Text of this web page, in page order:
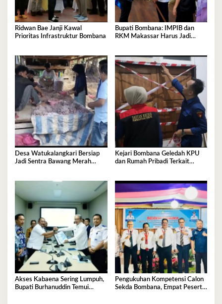
Ridwan Bae Janji Kawal
Prioritas Infrastruktur Bombana
Bupati Bombana: IMPIB dan
RKM Makassar Harus Jadi
Desa Watukalangkari Bersiap
Jadi Sentra Bawang Merah
Kejari Bombana Geledah KPU
dan Rumah Pribadi Terkait
Akses Kabaena Sering Lumpuh,
Bupati Burhanuddin Temui
Pengukuhan Kompetensi Calon
Sekda Bombana, Empat Peserta